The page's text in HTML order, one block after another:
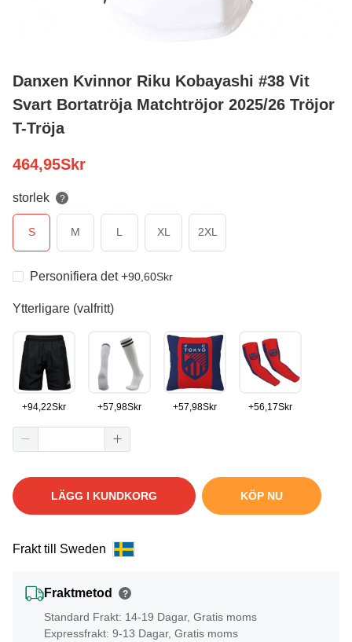
Danxen Kvinnor Riku Kobayashi #38 Vit
Svart Bortatröja Matchtröjor 2025/26 Tröjor
T-Tröja
464,95Skr
storlek ?
S M L XL 2XL
Personifiera det+90,60Skr
Ytterligare (valfritt)
+94,22Skr +57,98Skr +57,98Skr +56,17Skr
LÄGG I KUNDKORG KÖP NU
Frakt till Sweden
Fraktmetod ?
Standard Frakt: 14-19 Dagar, Gratis moms
Expressfrakt: 9-13 Dagar, Gratis moms